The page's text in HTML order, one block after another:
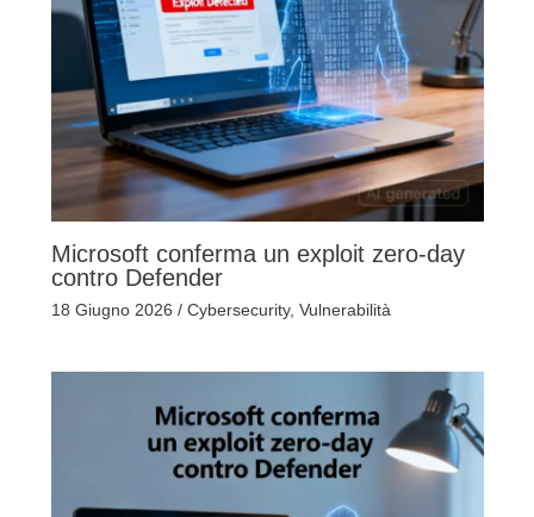
Microsoft conferma un exploit zero-day
contro Defender
18 Giugno 2026 / Cybersecurity, Vulnerabilità